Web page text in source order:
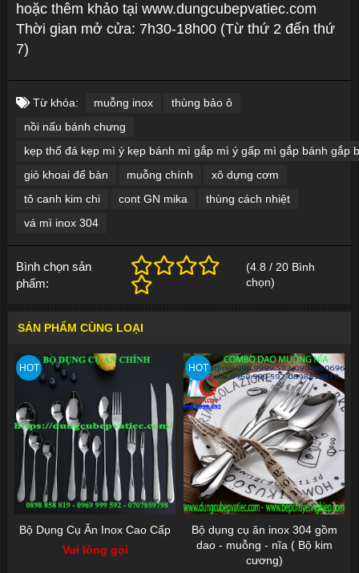
hoặc thêm khảo tại www.dungcubepvatiec.com
Thời gian mở cửa: 7h30-18h00 (Từ thứ 2 đến thứ
7)
Từ khóa: muỗng inox
thùng bảo ô
nồi nấu bánh chưng
kẹp thố đá kẹp mì ý kẹp bánh mì gắp mì ý gấp mì gắp bánh gắp
giỏ khoai để bàn
muỗng chính
xô dựng cơm
tô canh kim chi
cont GN mika
thùng cách nhiệt
vá mì inox 304
Bình chọn sản
phẩm:
(4.8 / 20 Bình
chọn)
SẢN PHẨM CÙNG LOẠI
HOT
Bộ Dụng Cụ Ăn Inox Cao Cấp
Vui lòng gọi
HOT
Bộ dụng cụ ăn inox 304 gồm
dao - muỗng - nĩa ( Bộ kim
cương)